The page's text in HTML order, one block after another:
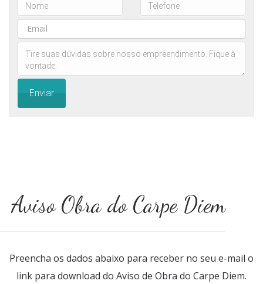
Enviar
Aviso Obra do Carpe Diem
Preencha os dados abaixo para receber no seu e-mail o
link para download do Aviso de Obra do Carpe Diem.